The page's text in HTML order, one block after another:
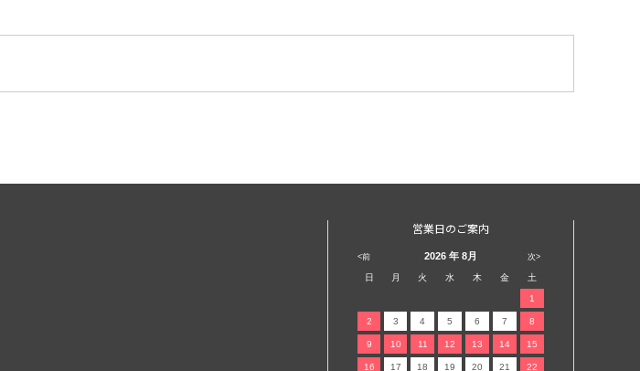
営業日のご案内
<前 次>
2026 年 8月
日 月 火 水 木 金 土
1
2 3 4 5 6 7 8
9 10 11 12 13 14 15
16 17 18 19 20 21 22